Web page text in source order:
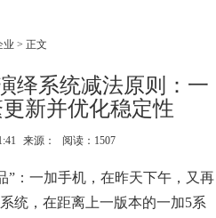
业 > 正文
绎系统减法原则：一
新并优化稳定性
来源： 阅读：1507
”：一加手机，在昨天下午，又再
统，在距离上一版本的一加5系